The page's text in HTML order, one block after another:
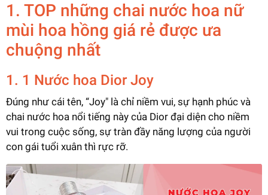
1. TOP những chai nước hoa nữ
mùi hoa hồng giá rẻ được ưa
chuộng nhất
1. 1 Nước hoa Dior Joy
Đúng như cái tên, “Joy" là chỉ niềm vui, sự hạnh phúc và
chai nước hoa nổi tiếng này của Dior đại diện cho niềm
vui trong cuộc sống, sự tràn đầy năng lượng của người
con gái tuổi xuân thì rực rỡ.